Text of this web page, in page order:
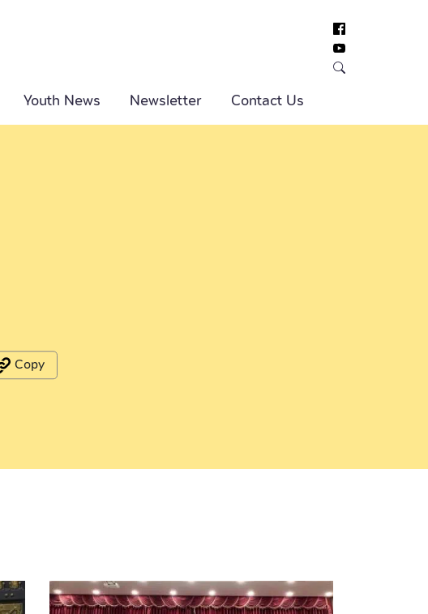
Youth News Newsletter Contact Us
Copy